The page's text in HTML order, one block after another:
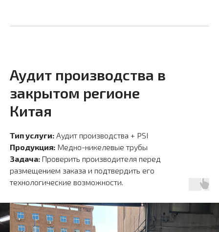
Аудит производства в
закрытом регионе
Китая
Тип услуги: Аудит производства + PSI
Продукция: Медно-никелевые трубы
Задача: Проверить производителя перед
размещением заказа и подтвердить его
технологические возможности.